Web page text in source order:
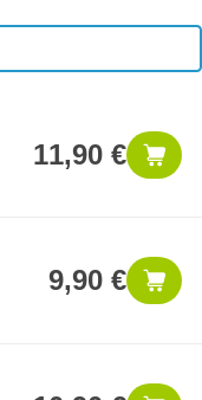
11,90 €
9,90 €